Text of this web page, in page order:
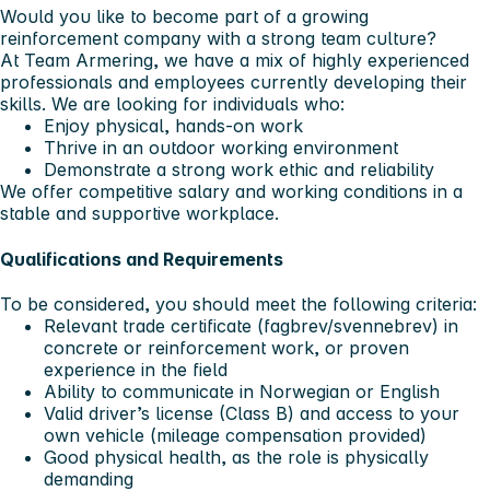
Would you like to become part of a growing
reinforcement company with a strong team culture?
At Team Armering, we have a mix of highly experienced
professionals and employees currently developing their
skills. We are looking for individuals who:
Enjoy physical, hands-on work
Thrive in an outdoor working environment
Demonstrate a strong work ethic and reliability
We offer competitive salary and working conditions in a
stable and supportive workplace.
Qualifications and Requirements
To be considered, you should meet the following criteria:
Relevant trade certificate (fagbrev/svennebrev) in
concrete or reinforcement work, or proven
experience in the field
Ability to communicate in Norwegian or English
Valid driver’s license (Class B) and access to your
own vehicle (mileage compensation provided)
Good physical health, as the role is physically
demanding